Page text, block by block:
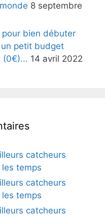
8 septembre
pour bien débuter
petit budget
(0€)... 14 avril 2022
catcheurs
temps
catcheurs
temps
catcheurs